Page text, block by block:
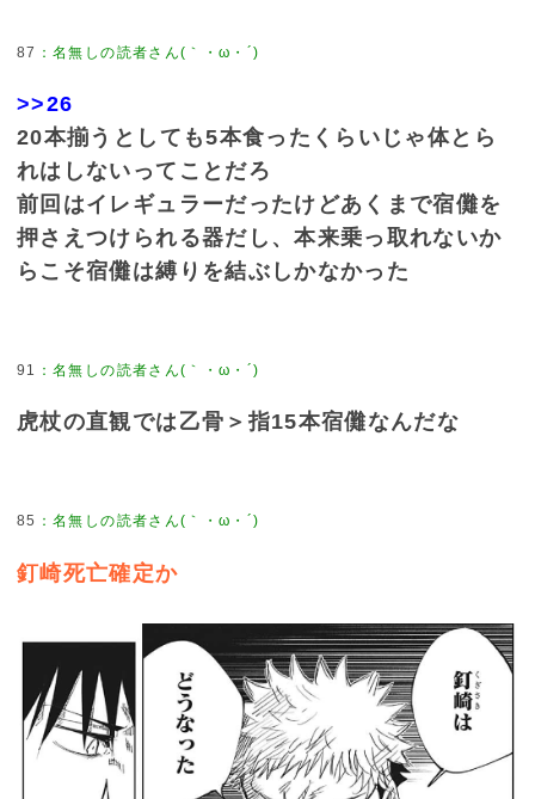
87 ：名無しの読者さん(｀・ω・´)
>>26
20本揃うとしても5本食ったくらいじゃ体とら
れはしないってことだろ
前回はイレギュラーだったけどあくまで宿儺を
押さえつけられる器だし、本来乗っ取れないか
らこそ宿儺は縛りを結ぶしかなかった
91 ：名無しの読者さん(｀・ω・´)
虎杖の直観では乙骨＞指15本宿儺なんだな
85 ：名無しの読者さん(｀・ω・´)
釘崎死亡確定か